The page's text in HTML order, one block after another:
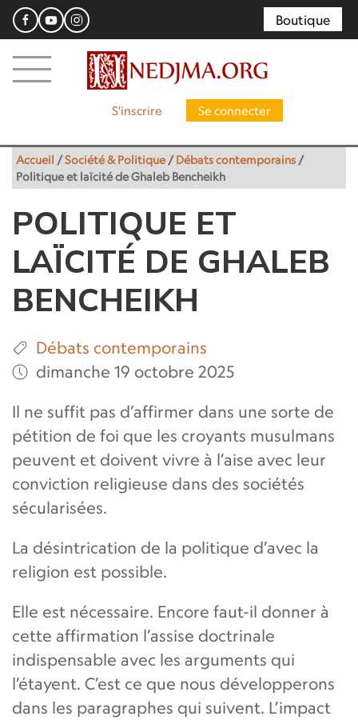
Boutique
S'inscrire Se connecter
Accueil /Société & Politique /Débats contemporains /
Politique et laïcité de Ghaleb Bencheikh
POLITIQUE ET
LAÏCITÉ DE GHALEB
BENCHEIKH
Débats contemporains
dimanche 19 octobre 2025
Il ne suffit pas d’affirmer dans une sorte de
pétition de foi que les croyants musulmans
peuvent et doivent vivre à l’aise avec leur
conviction religieuse dans des sociétés
sécularisées.
La désintrication de la politique d’avec la
religion est possible.
Elle est nécessaire. Encore faut-il donner à
cette affirmation l’assise doctrinale
indispensable avec les arguments qui
l’étayent. C’est ce que nous développerons
dans les paragraphes qui suivent. L’impact